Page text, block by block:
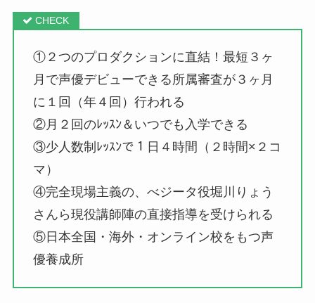
①２つのプロダクションに直結！最短３ヶ
月で声優デビューできる所属審査が３ヶ月
に１回（年４回）行われる
②月２回のﾚｯｽﾝ＆いつでも入学できる
③少人数制ﾚｯｽﾝで１日４時間（２時間×２コ
マ）
④完全現場主義の、べジータ役堀川りょう
さんら現役講師陣の直接指導を受けられる
⑤日本全国・海外・オンライン校をもつ声
優養成所